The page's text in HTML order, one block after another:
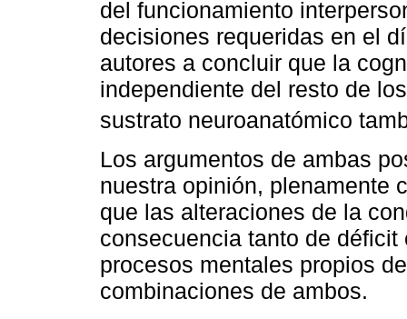
del funcionamiento
decisiones requeridas en el
autores a concluir que la
independiente del resto de
sustrato neuroanatómico
Los argumentos de ambas
nuestra opinión, plenamente
que las alteraciones de la
consecuencia tanto de
procesos mentales propios
combinaciones de ambos.